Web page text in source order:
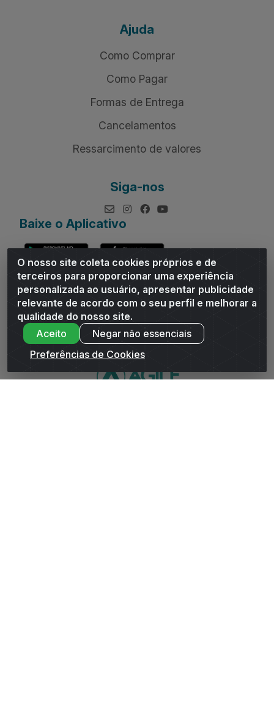
O nosso site coleta cookies próprios e de
terceiros para proporcionar uma experiência
personalizada ao usuário, apresentar publicidade
relevante de acordo com o seu perfil e melhorar a
qualidade do nosso site.
Aceito
Negar não essenciais
Preferências de Cookies
Ajuda
Como Comprar
Como Pagar
Formas de Entrega
Cancelamentos
Ressarcimento de valores
Siga-nos
Baixe o Aplicativo
Andrade Distribuidor - ROD AL 110, n° 1401 - Sitio Moco,
Arapiraca/AL - CEP 57319-300 - CNPJ 10.667.481/0001-47